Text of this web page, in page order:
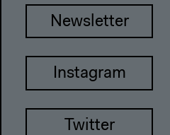
Newsletter
Instagram
Twitter